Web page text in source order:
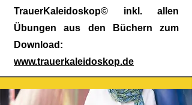
TrauerKaleidoskop© inkl. allen
Übungen aus den Büchern zum
Download:
www.trauerkaleidoskop.de